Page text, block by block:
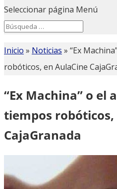
Seleccionar página Menú
Search
for...
Inicio » Noticias » “Ex
robóticos, en AulaCine
“Ex Machina” o el
tiempos robóticos,
CajaGranada